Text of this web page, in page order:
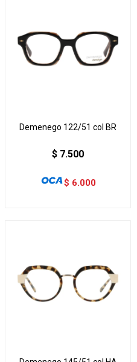
Demenego 122/51 col BR
$ 7.500
$ 6.000